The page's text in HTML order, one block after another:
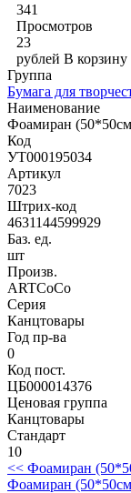
341
Просмотров
23
рублей В корзину
Группа
Бумага для
Наименование
Фоамиран
Код
УТ000195034
Артикул
7023
Штрих-код
4631144599929
Баз. ед.
шт
Произв.
ARTCoCo
Серия
Канцтовары
Год пр-ва
0
Код пост.
ЦБ000014376
Ценовая группа
Канцтовары
Стандарт
10
<< Фоамиран
Фоамиран